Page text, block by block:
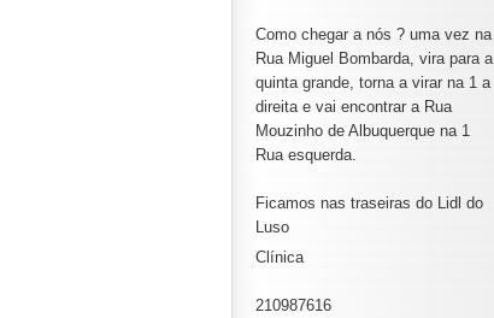
Como chegar a nós ? uma vez na
Rua Miguel Bombarda, vira para a
quinta grande, torna a virar na 1 a
direita e vai encontrar a Rua
Mouzinho de Albuquerque na 1
Rua esquerda.
Ficamos nas traseiras do Lidl do
Luso
Clínica
210987616